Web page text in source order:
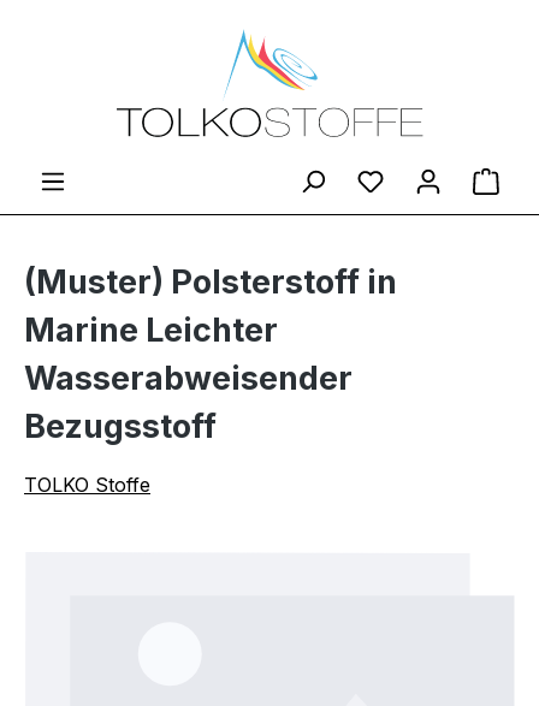
Zum Hauptinhalt springen
Du hast 0
(Muster) Polsterstoff in
Marine Leichter
Wasserabweisender
Bezugsstoff
TOLKO Stoffe